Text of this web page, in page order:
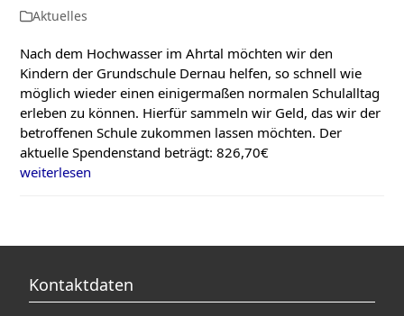
Aktuelles
Nach dem Hochwasser im Ahrtal möchten wir den
Kindern der Grundschule Dernau helfen, so schnell wie
möglich wieder einen einigermaßen normalen Schulalltag
erleben zu können. Hierfür sammeln wir Geld, das wir der
betroffenen Schule zukommen lassen möchten. Der
aktuelle Spendenstand beträgt: 826,70€
weiterlesen
Kontaktdaten